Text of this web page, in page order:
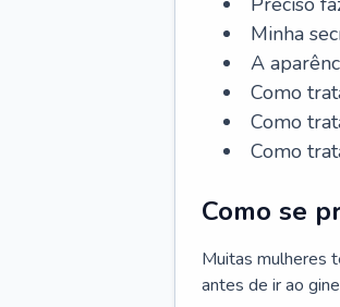
Minha
A
Como
Como
Como
Como se
Muitas mulheres
antes de ir ao